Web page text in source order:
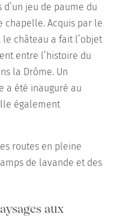
jeu de paume du
chapelle. Acquis par le
le château a fait l’objet
entre l’histoire du
la Drôme. Un
a été inauguré au
également
routes en pleine
de lavande et des
aux